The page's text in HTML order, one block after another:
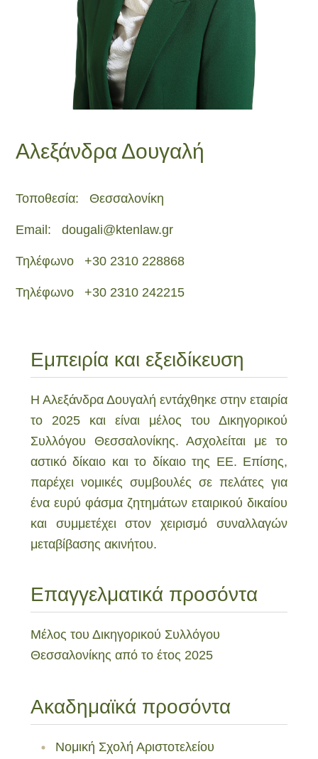
Αλεξάνδρα Δουγαλή
Τοποθεσία: Θεσσαλονίκη
Email: dougali@ktenlaw.gr
Τηλέφωνο +30 2310 228868
Τηλέφωνο +30 2310 242215
Εμπειρία και εξειδίκευση
Η Αλεξάνδρα Δουγαλή εντάχθηκε στην εταιρία
το 2025 και είναι μέλος του Δικηγορικού
Συλλόγου Θεσσαλονίκης. Ασχολείται με το
αστικό δίκαιο και το δίκαιο της ΕΕ. Επίσης,
παρέχει νομικές συμβουλές σε πελάτες για
ένα ευρύ φάσμα ζητημάτων εταιρικού δικαίου
και συμμετέχει στον χειρισμό συναλλαγών
μεταβίβασης ακινήτου.
Επαγγελματικά προσόντα
Μέλος του Δικηγορικού Συλλόγου
Θεσσαλονίκης από το έτος 2025
Ακαδημαϊκά προσόντα
Νομική Σχολή Αριστοτελείου